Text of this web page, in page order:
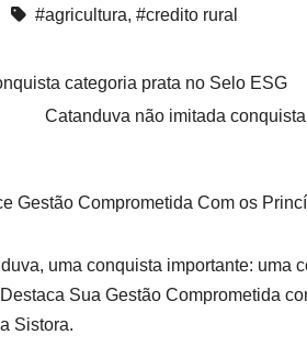
#agricultura, #credito rural
Catanduva não imitada
Gestão Comprometida Com os
uma conquista importante: uma
Sua Gestão Comprometida
Sistora.